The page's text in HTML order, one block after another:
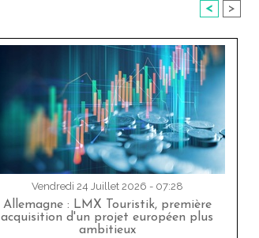
< >
Vendredi 24 Juillet 2026 - 07:28
Allemagne : LMX Touristik, première
acquisition d'un projet européen plus
ambitieux